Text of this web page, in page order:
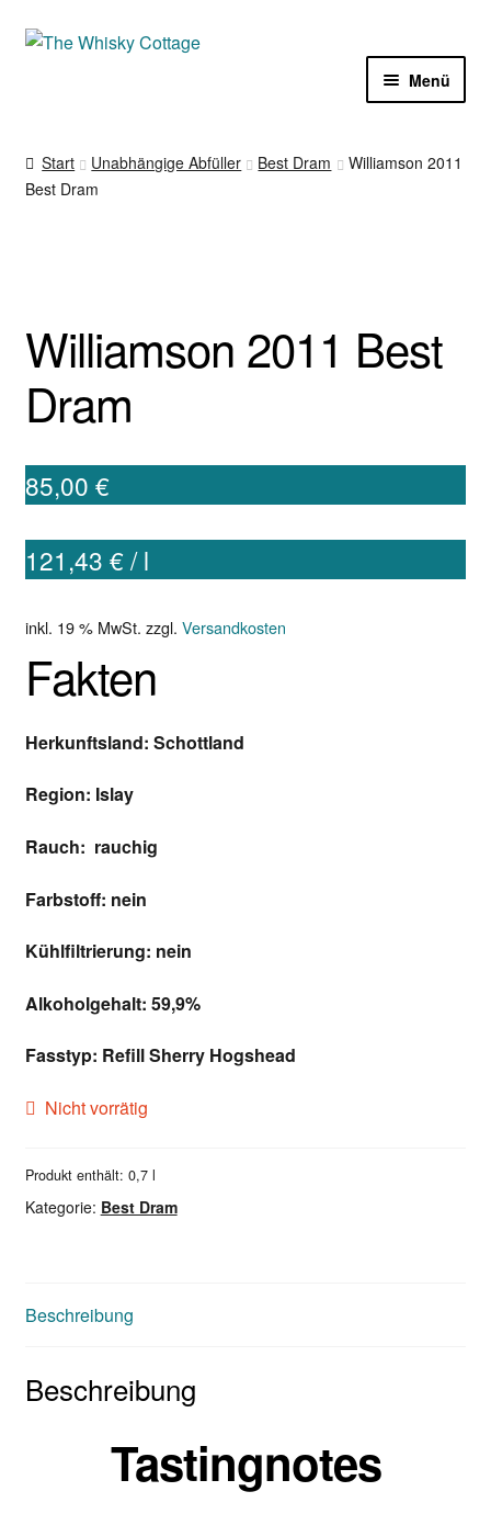
Zur
Zum
Menü
Sale%
Zubehör
Termine
Impressum
öffnen
Mein Konto
Warenkorb
Start Unabhängige Abfüller Best Dram
Williamson 2011
Best Dram
Williamson 2011 Best
Dram
85,00 €
121,43 €/l
inkl. 19 % MwSt. zzgl. Versandkosten
Fakten
Herkunftsland: Schottland
Region: Islay
Rauch: rauchig
Farbstoff: nein
Kühlfiltrierung: nein
Alkoholgehalt: 59,9%
Fasstyp: Refill Sherry Hogshead
Nicht vorrätig
Produkt enthält: 0,7 l
Kategorie: Best Dram
Beschreibung
Beschreibung
Tastingnotes